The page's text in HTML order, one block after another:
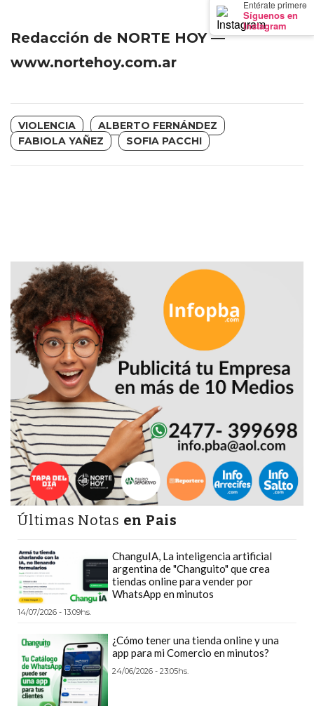
×
Entérate primero
Síguenos en
Instagram
EN
DÓNDE
COMPRAR
EL
ONLINE
GRATIS
SUPLEMENTOS
DEPORTIVOS
EN
PERGAMINO:
DÓNDE
COMPRAR
PROTEÍNA,
CREATINA
Y
PRE
ENTRENO
CON
ASESORAMIENTO
QUÉ
ES
CHANGUITO.COM.AR
CÓMO
FUNCIONA:
CREAR
TIENDAS
Redacción de NORTE HOY —
www.nortehoy.com.ar
VIOLENCIA
ALBERTO FERNÁNDEZ
FABIOLA YAÑEZ
SOFIA PACCHI
Últimas Notas en Pais
ChanguIA, La inteligencia artificial
argentina de "Changuito" que crea
tiendas online para vender por
WhatsApp en minutos
14/07/2026 - 13:09hs.
¿Cómo tener una tienda online y una
app para mi Comercio en minutos?
24/06/2026 - 23:05hs.